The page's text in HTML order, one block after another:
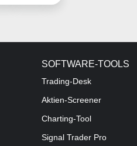
SOFTWARE-TOOLS
Trading-Desk
Aktien-Screener
Charting-Tool
Signal Trader Pro